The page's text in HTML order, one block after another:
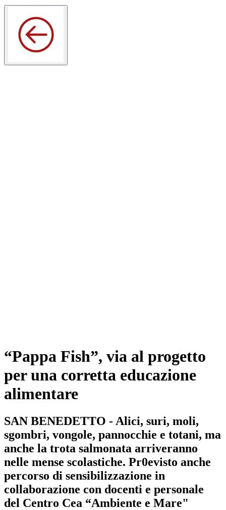
“Pappa Fish”, via al progetto
per una corretta educazione
alimentare
SAN BENEDETTO - Alici, suri, moli,
sgombri, vongole, pannocchie e totani, ma
anche la trota salmonata arriveranno
nelle mense scolastiche. Pr0evisto anche
percorso di sensibilizzazione in
collaborazione con docenti e personale
del Centro Cea “Ambiente e Mare"